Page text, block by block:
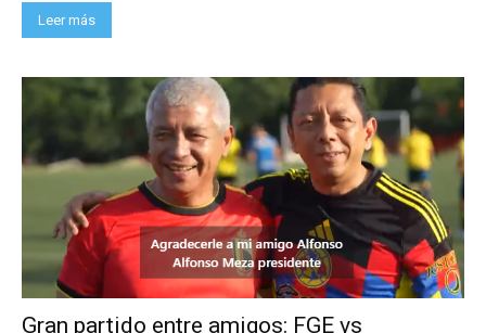
Leer más
Gran partido entre amigos: FGE vs